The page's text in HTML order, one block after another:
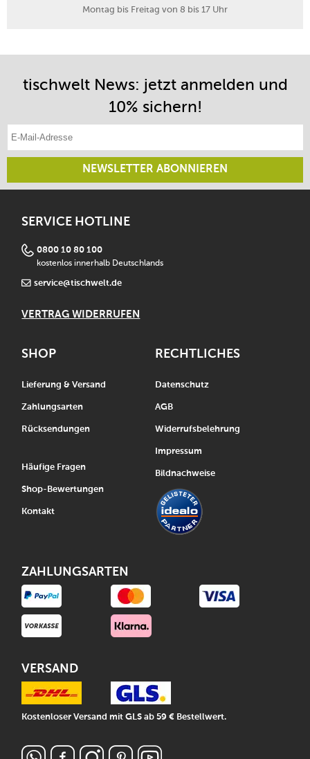
Montag bis Freitag von 8 bis 17 Uhr
tischwelt News: jetzt anmelden und
10% sichern!
NEWSLETTER ABONNIEREN
SERVICE HOTLINE
0800 10 80 100
kostenlos innerhalb Deutschlands
service@tischwelt.de
VERTRAG WIDERRUFEN
SHOP
Lieferung & Versand
Zahlungsarten
Rücksendungen
Häufige Fragen
Shop-Bewertungen
Kontakt
RECHTLICHES
Datenschutz
AGB
Widerrufsbelehrung
Impressum
Bildnachweise
ZAHLUNGSARTEN
VERSAND
Kostenloser Versand mit GLS ab 59 € Bestellwert.